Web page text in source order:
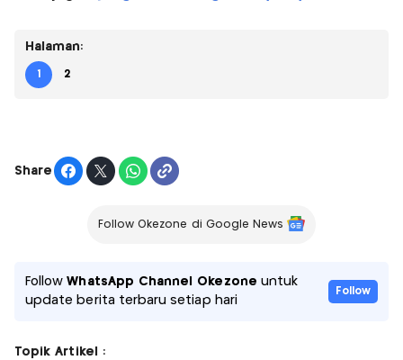
Halaman:
1 2
Share
Follow Okezone di Google News
FollowWhatsApp Channel Okezone untuk
update berita terbaru setiap hari
Follow
Topik Artikel :